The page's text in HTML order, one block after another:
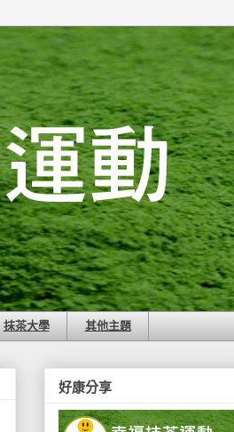
抹茶大學 其他主題
好康分享